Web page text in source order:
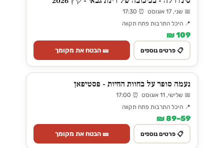
📅 שני, 17 אוגוסט ⏰ 17:30
📍 היכל התרבות פתח תקווה
109 ₪
📋 פרטים נוספים 🎫 הבטח את מקומך
נעמה סופר על בחוות החיות - פסטיפאן
📅 שלישי, 11 אוגוסט ⏰ 17:00
📍 היכל התרבות פתח תקווה
59–89 ₪
📋 פרטים נוספים 🎫 הבטח את מקומך